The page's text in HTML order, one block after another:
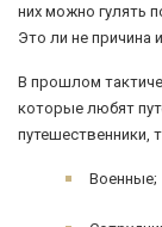
них можно гулять
Это ли не причина
В прошлом
которые любят
путешественники,
Военные;